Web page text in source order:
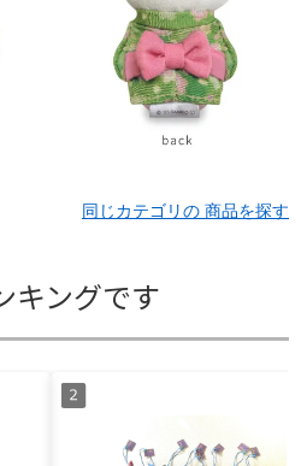
同じカテゴリの 商品を探す
キングです